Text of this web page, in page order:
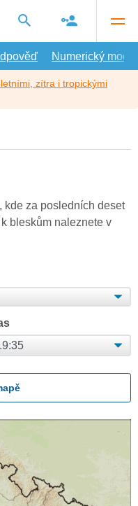
Numerický model
zítra i tropickými
kde za posledních deset
bleskům naleznete v